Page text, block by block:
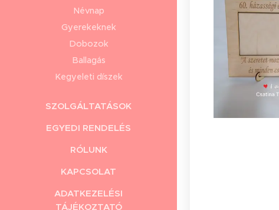
Névnap
Gyerekeknek
Dobozok
Ballagás
Kegyeleti díszek
SZOLGÁLTATÁSOK
EGYEDI RENDELÉS
RÓLUNK
KAPCSOLAT
ADATKEZELÉSI
TÁJÉKOZTATÓ